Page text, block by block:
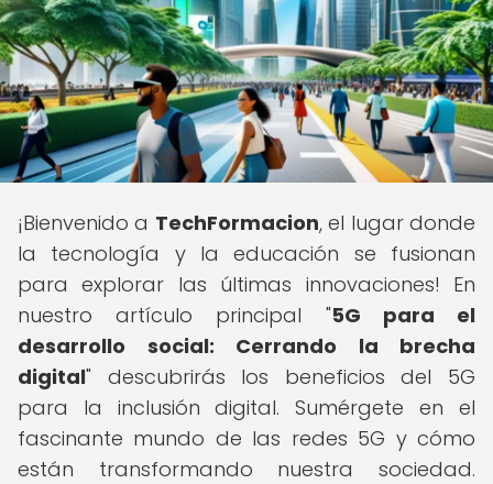
¡Bienvenido a TechFormacion, el lugar donde
la tecnología y la educación se fusionan
para explorar las últimas innovaciones! En
nuestro artículo principal "5G para el
desarrollo social: Cerrando la brecha
digital" descubrirás los beneficios del 5G
para la inclusión digital. Sumérgete en el
fascinante mundo de las redes 5G y cómo
están transformando nuestra sociedad.